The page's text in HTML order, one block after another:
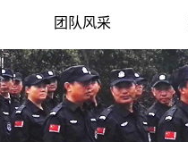
团队风采
团队风采